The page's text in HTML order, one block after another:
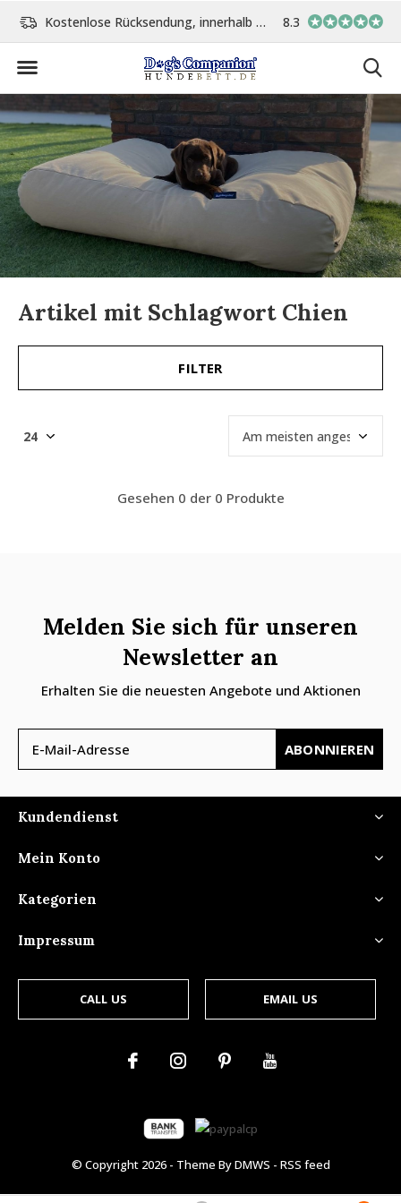
Kostenlose Rücksendung, innerhalb 14 Tage Vor 15:00 Uhr bestellt,
8.3
Artikel mit Schlagwort Chien
FILTER
Gesehen 0 der 0 Produkte
Melden Sie sich für unseren
Newsletter an
Erhalten Sie die neuesten Angebote und Aktionen
ABONNIEREN
Kundendienst
Mein Konto
Kategorien
Impressum
CALL US EMAIL US
© Copyright 2026- Theme ByDMWS - RSS feed